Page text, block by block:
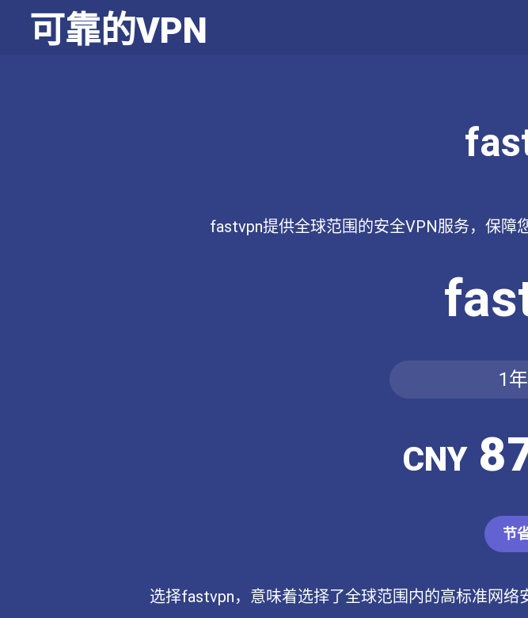
可靠的VPN
fastvpn提供全球范围的安全VPN服务，保障
1
CNY
节
选择fastvpn，意味着选择了全球范围内的高标准网络